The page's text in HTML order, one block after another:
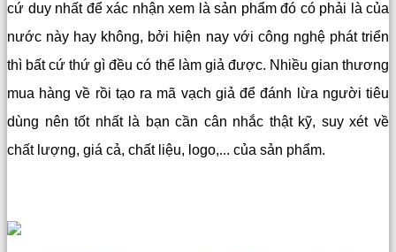
cứ duy nhất để xác nhận xem là sản phẩm đó có phải là của
nước này hay không, bởi hiện nay với công nghệ phát triển
thì bất cứ thứ gì đều có thể làm giả được. Nhiều gian thương
mua hàng về rồi tạo ra mã vạch giả để đánh lừa người tiêu
dùng nên tốt nhất là bạn cần cân nhắc thật kỹ, suy xét về
chất lượng, giá cả, chất liệu, logo,... của sản phẩm.